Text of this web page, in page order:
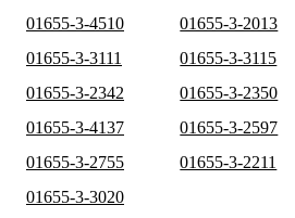
01655-3-4510
01655-3-2013
01655-3-3111
01655-3-3115
01655-3-2342
01655-3-2350
01655-3-4137
01655-3-2597
01655-3-2755
01655-3-2211
01655-3-3020